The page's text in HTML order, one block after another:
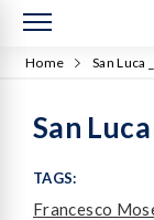
Home San Luca
San
TAGS:
Francesco